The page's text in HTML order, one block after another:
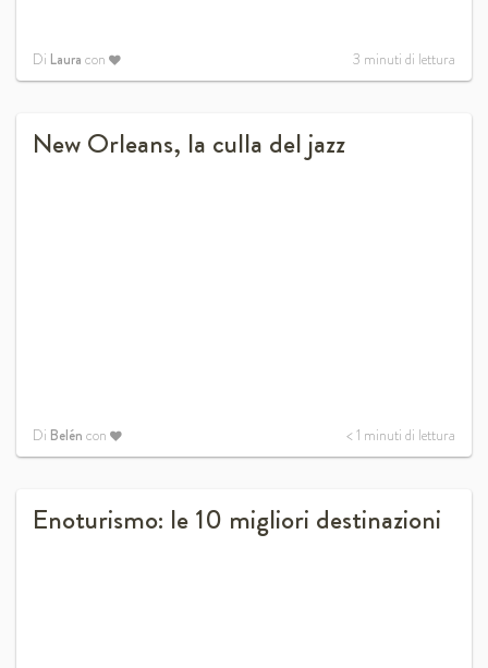
Di Laura con 3 minuti di lettura
New Orleans, la culla del jazz
Di Belén con < 1 minuti di lettura
Enoturismo: le 10 migliori destinazioni